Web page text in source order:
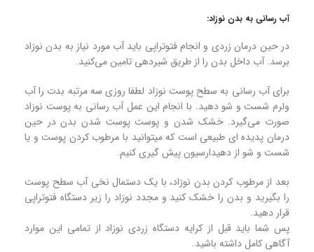
آب رسانی به بدن نوزاد:
در حین درمان زردی و انجام فتوتراپی باید آب مورد نیاز به بدن نوزاد
برسد. آب داخل بدن را از طریق شیردهی تامین می‌کنید.
برای آب رسانی به سطح پوست نوزاد لطفا روزی سه مرتبه بدت را آب
ولرم شست و شو دهید. با انجام این عمل آب رسانی به پوست نوزاد
صورت می‌گیرد. خشک شدن و پوست پوست شدن بدن در حین
درمان پدیده ای طبیعی است که میتوانید با مرطوب کردن پوست و یا
شست و شو از دهیدارسیون پیش گیری کنیم.
بعد از مرطوب کردن بدن نوزاد، با یک دستمال نخی آب سطح پوست
را بگیرید و بدن را خشک کنید و مجدد نوزاد را زیر دستگاه فتوتراپی
قرار دهید.
پس شما باید قبل از کرایه دستگاه زردی نوزاد از تمامی این موارد
آگاهی کامل داشته باشید.